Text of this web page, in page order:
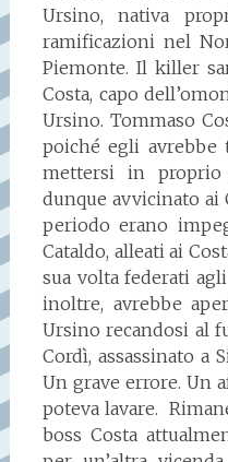
Ursino, nativa
ramificazioni nel
Piemonte. Il killer
Costa, capo
Ursino. Tommaso
poiché egli
mettersi in proprio
dunque avvicinato
periodo erano
Cataldo, alleati ai
sua volta federati
inoltre, avrebbe
Ursino recandosi al
Cordì, assassinato a
Un grave errore. Un
poteva lavare.
boss Costa